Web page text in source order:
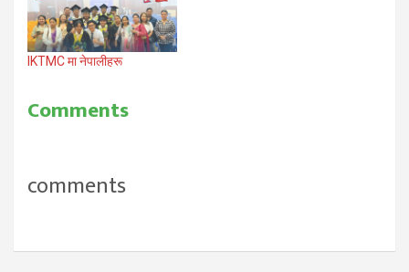
IKTMC मा नेपालीहरू
Comments
comments